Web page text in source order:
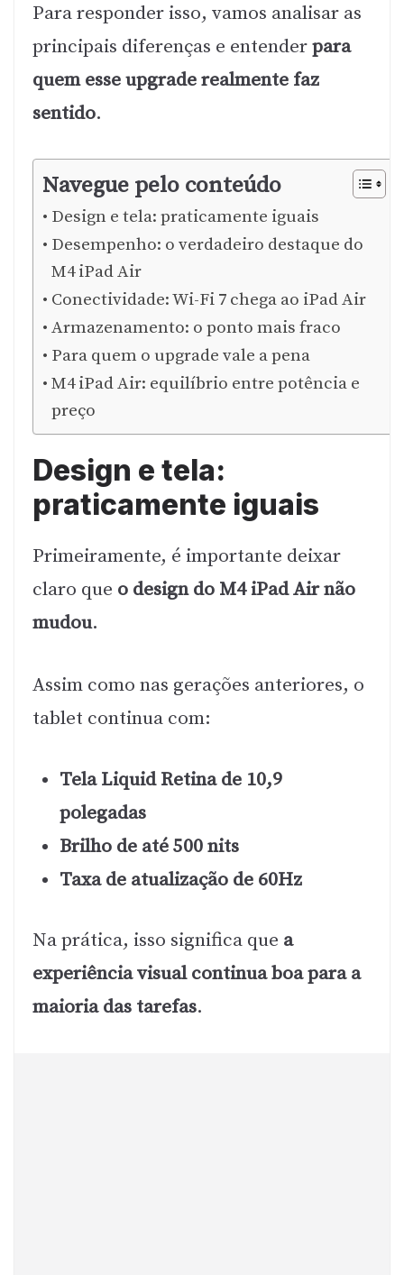
Para responder isso, vamos analisar as
principais diferenças e entenderpara
quem esse upgrade realmente faz
sentido.
Navegue pelo conteúdo
Design e tela: praticamente iguais
Desempenho: o verdadeiro destaque do
M4 iPad Air
Conectividade: Wi-Fi 7 chega ao iPad Air
Armazenamento: o ponto mais fraco
Para quem o upgrade vale a pena
M4 iPad Air: equilíbrio entre potência e
preço
Design e tela:
praticamente iguais
Primeiramente, é importante deixar
claro que o design do M4 iPad Air não
mudou.
Assim como nas gerações anteriores, o
tablet continua com:
Tela Liquid Retina de 10,9
polegadas
Brilho de até 500 nits
Taxa de atualização de 60Hz
Na prática, isso significa que a
experiência visual continua boa para a
maioria das tarefas.